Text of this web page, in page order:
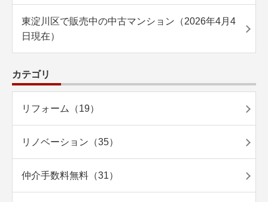
東淀川区で販売中の中古マンション（2026年4月4
日現在）
カテゴリ
リフォーム（19）
リノベーション（35）
仲介手数料無料（31）